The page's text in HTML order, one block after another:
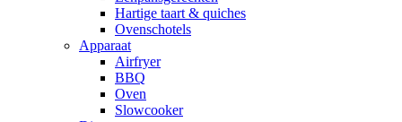
Hartige taart & quiches
Ovenschotels
Apparaat
Airfryer
BBQ
Oven
Slowcooker